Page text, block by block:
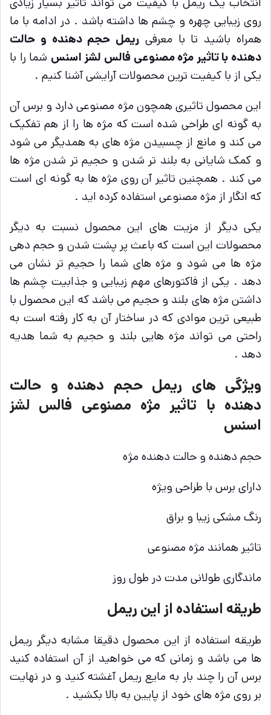
روی زیبایی چهره و چشم ها داشته باشد . در ادامه با ما
همراه باشید تا با معرفی ریمل حجم دهنده و حالت
دهنده با تاثیر مژه مصنوعی فالس لشز اسنس شما را با
یکی از با کیفیت ترین محصولات آرایشی آشنا کنیم .
این محصول تاثیری همچون مژه مصنوعی دارد و برس آن
به گونه ای طراحی شده است که مژه ها را از هم تفکیک
می کند و مانع از چسبیدن مژه های به همدیگر می شود
و کمک شایانی به بلند تر شدن و حجیم تر شدن مژه ها
می کند . همچنین تاثیر آن روی مژه ها به گونه ای است
که انگار از مژه مصنوعی استفاده کرده اید .
یکی دیگر از مزیت های این محصول نسبت به دیگر
محصولات این است که باعث پر پشت شدن و حجم دهی
مژه ها می شود و مژه های شما را حجیم تر نشان می
دهد . یکی از فاکتورهای مهم زیبایی و جذابیت چشم ها
داشتن مژه های بلند و حجیم می باشد که این محصول با
طبیعی ترین موادی که در ساختار آن به کار رفته است به
راحتی می تواند مژه هایی بلند و حجیم به شما هدیه
دهد .
ویژگی های ریمل حجم دهنده و حالت
دهنده با تاثیر مژه مصنوعی فالس لشز
اسنس
حجم دهنده و حالت دهنده مژه
دارای برس با طراحی ویژه
رنگ مشکی زیبا و براق
تاثیر همانند مژه مصنوعی
ماندگاری طولانی مدت در طول روز
طریقه استفاده از این ریمل
طریقه استفاده از این محصول دقیقا مشابه دیگر ریمل
ها می باشد و زمانی که می خواهید از آن استفاده کنید
برس آن را چند بار به مایع ریمل آغشته کنید و در نهایت
بر روی مژه های خود از پایین به بالا بکشید .